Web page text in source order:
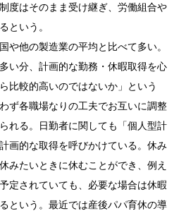
度はそのまま受け継ぎ、労働組合や
という。
他の製造業の平均と比べて多い。
い分、計画的な勤務・休暇取得を心
比較的高いのではないか」という
ず各職場なりの工夫でお互いに調整
れる。日勤者に関しても「個人型計
画的な取得を呼びかけている。休み
みたいときに休むことができ、例え
定されていても、必要な場合は休暇
という。最近では産後パパ育休の導